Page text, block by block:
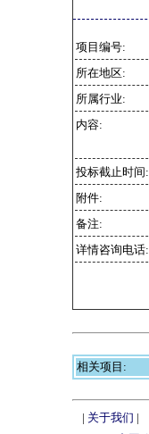
项目编号:
所在地区:
所属行业:
内容:
投标截止时间:
附件:
备注:
详情咨询电话:
相关项目:
| 关于我们 |